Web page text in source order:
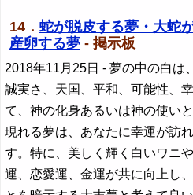
14． 蛇が脱皮する夢・大蛇
産卵する夢- 掲示板
2018年11月25日 - 夢の中の白は
誠実さ、天国、平和、可能性、
て、神の化身あるいは神の使い
現れる夢は、あなたに幸運が訪
す。特に、美しく輝く白いワニや
運、恋愛運、金運が共に向上し